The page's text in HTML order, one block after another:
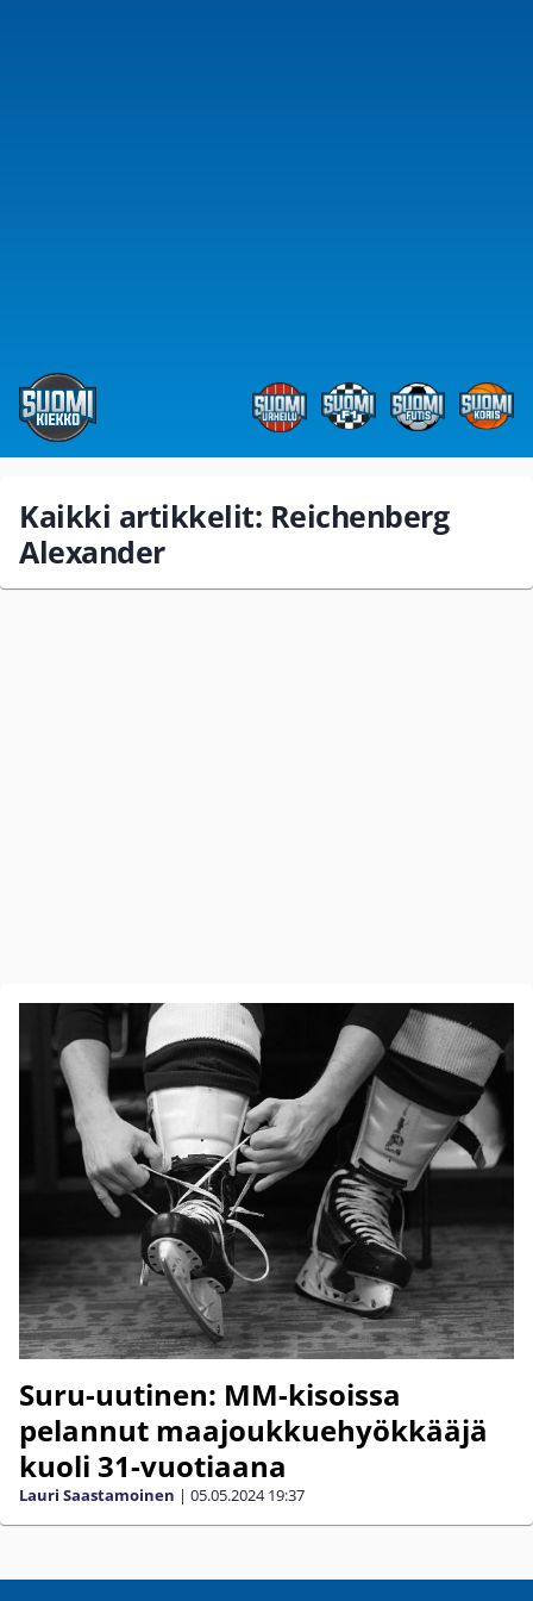
Kaikki artikkelit: Reichenberg
Alexander
Suru-uutinen: MM-kisoissa
pelannut maajoukkuehyökkääjä
kuoli 31-vuotiaana
Lauri Saastamoinen | 05.05.2024 19:37